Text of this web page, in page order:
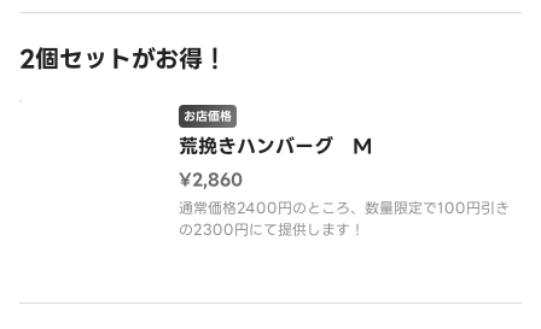
2個セットがお得！
荒挽きハンバーグ M
お店価格
¥2,860
通常価格2400円のところ、数量限定で100円引き
の2300円にて提供します！